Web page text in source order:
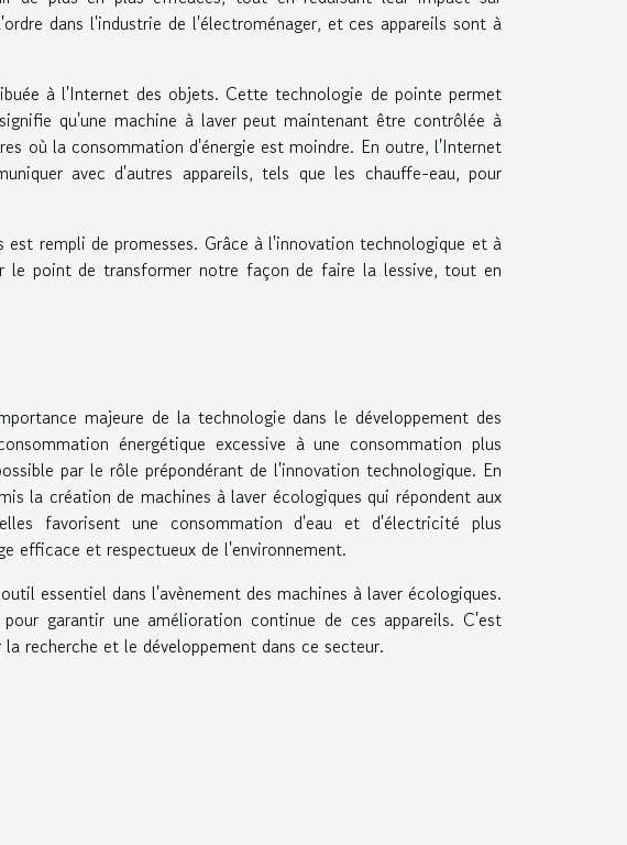
dans l'industrie de l'électroménager, et ces appareils sont à
à l'Internet des objets. Cette technologie de pointe permet
qu'une machine à laver peut maintenant être contrôlée à
où la consommation d'énergie est moindre. En outre, l'Internet
avec d'autres appareils, tels que les chauffe-eau, pour
est rempli de promesses. Grâce à l'innovation technologique et à
le point de transformer notre façon de faire la lessive, tout en
majeure de la technologie dans le développement des
énergétique excessive à une consommation plus
par le rôle prépondérant de l'innovation technologique. En
la création de machines à laver écologiques qui répondent aux
favorisent une consommation d'eau et d'électricité plus
efficace et respectueux de l'environnement.
essentiel dans l'avènement des machines à laver écologiques.
garantir une amélioration continue de ces appareils. C'est
recherche et le développement dans ce secteur.